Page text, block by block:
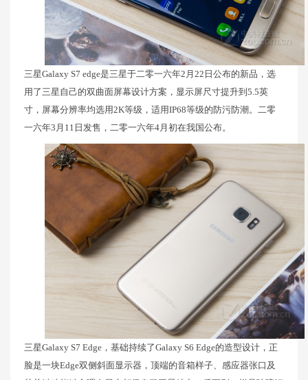
三星Galaxy S7 edge是三星于二零一六年2月22日公布的新品，选
用了三星自己的双曲面屏幕设计方案，显示屏尺寸提升到5.5英
寸，屏幕分辨率均选用2K等级，适用IP68等级的防污防潮。二零
一六年3月11日发售，二零一六年4月初在我国公布。
三星Galaxy S7 Edge，基础持续了Galaxy S6 Edge的造型设计，正
脸是一块Edge双侧斜面显示器，顶端的音箱样子、感应器张口及